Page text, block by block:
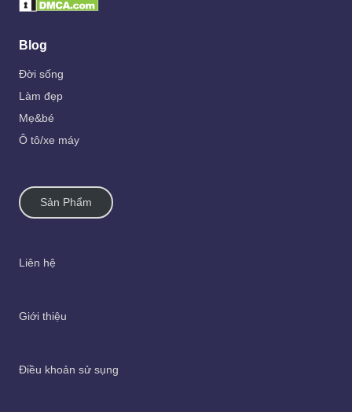
Blog
Đời sống
Làm đẹp
Mẹ&bé
Ô tô/xe máy
Sản Phẩm
Liên hệ
Giới thiệu
Điều khoản sử sụng